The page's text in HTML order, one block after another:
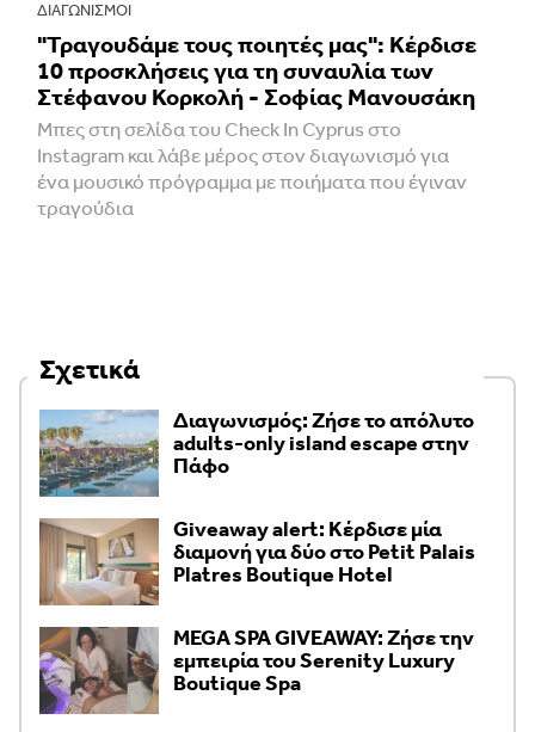
ΔΙΑΓΩΝΙΣΜΟΊ
"Τραγουδάμε τους ποιητές μας": Κέρδισε
10 προσκλήσεις για τη συναυλία των
Στέφανου Κορκολή - Σοφίας Μανουσάκη
Μπες στη σελίδα του Check In Cyprus στο
Instagram και λάβε μέρος στον διαγωνισμό για
ένα μουσικό πρόγραμμα με ποιήματα που έγιναν
τραγούδια
Σχετικά
Διαγωνισμός: Ζήσε το απόλυτο
adults-only island escape στην
Πάφο
Giveaway alert: Κέρδισε μία
διαμονή για δύο στο Petit Palais
Platres Boutique Hotel
MEGA SPA GIVEAWAY: Ζήσε την
εμπειρία του Serenity Luxury
Boutique Spa